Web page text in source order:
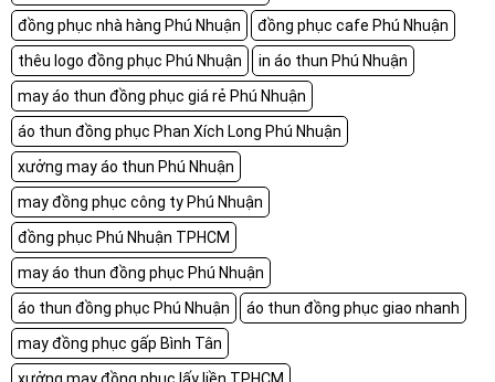
đồng phục nhà hàng Phú Nhuận
đồng phục cafe Phú Nhuận
thêu logo đồng phục Phú Nhuận
in áo thun Phú Nhuận
may áo thun đồng phục giá rẻ Phú Nhuận
áo thun đồng phục Phan Xích Long Phú Nhuận
xưởng may áo thun Phú Nhuận
may đồng phục công ty Phú Nhuận
đồng phục Phú Nhuận TPHCM
may áo thun đồng phục Phú Nhuận
áo thun đồng phục Phú Nhuận
áo thun đồng phục giao nhanh
may đồng phục gấp Bình Tân